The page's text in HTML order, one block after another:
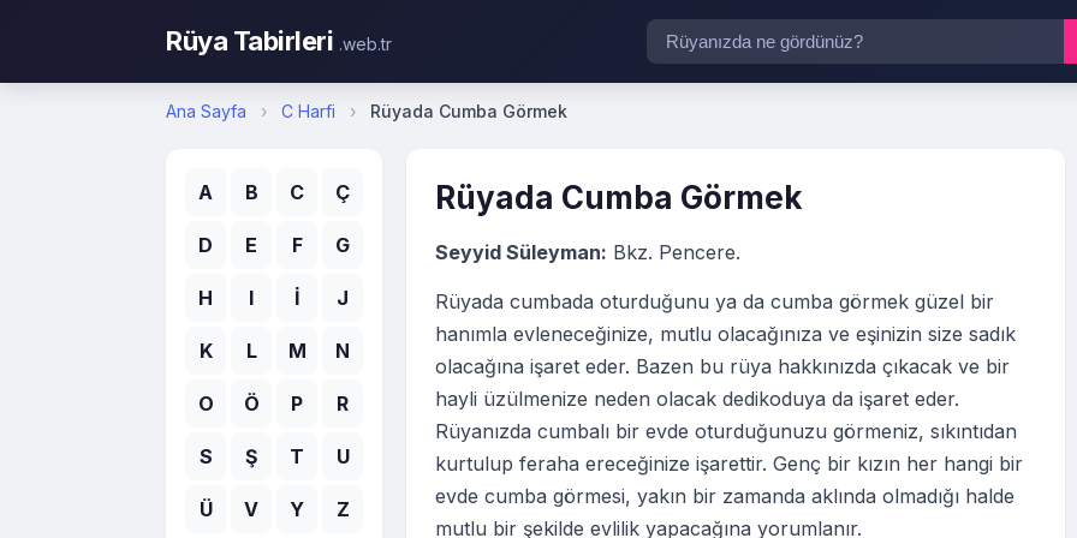
Rüya Tabirleri .web.tr
Ana Sayfa › C Harfi › Rüyada Cumba Görmek
A B C Ç
D E F G
H I İ J
K L M N
O Ö P R
S Ş T U
Ü V Y Z
Rüyada Cumba Görmek
Seyyid Süleyman: Bkz. Pencere.
Rüyada cumbada oturduğunu ya da cumba görmek güzel bir
hanımla evleneceğinize, mutlu olacağınıza ve eşinizin size sadık
olacağına işaret eder. Bazen bu rüya hakkınızda çıkacak ve bir
hayli üzülmenize neden olacak dedikoduya da işaret eder.
Rüyanızda cumbalı bir evde oturduğunuzu görmeniz, sıkıntıdan
kurtulup feraha ereceğinize işarettir. Genç bir kızın her hangi bir
evde cumba görmesi, yakın bir zamanda aklında olmadığı halde
mutlu bir şekilde evlilik yapacağına yorumlanır.